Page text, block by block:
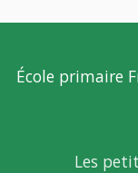
École primaire
Les